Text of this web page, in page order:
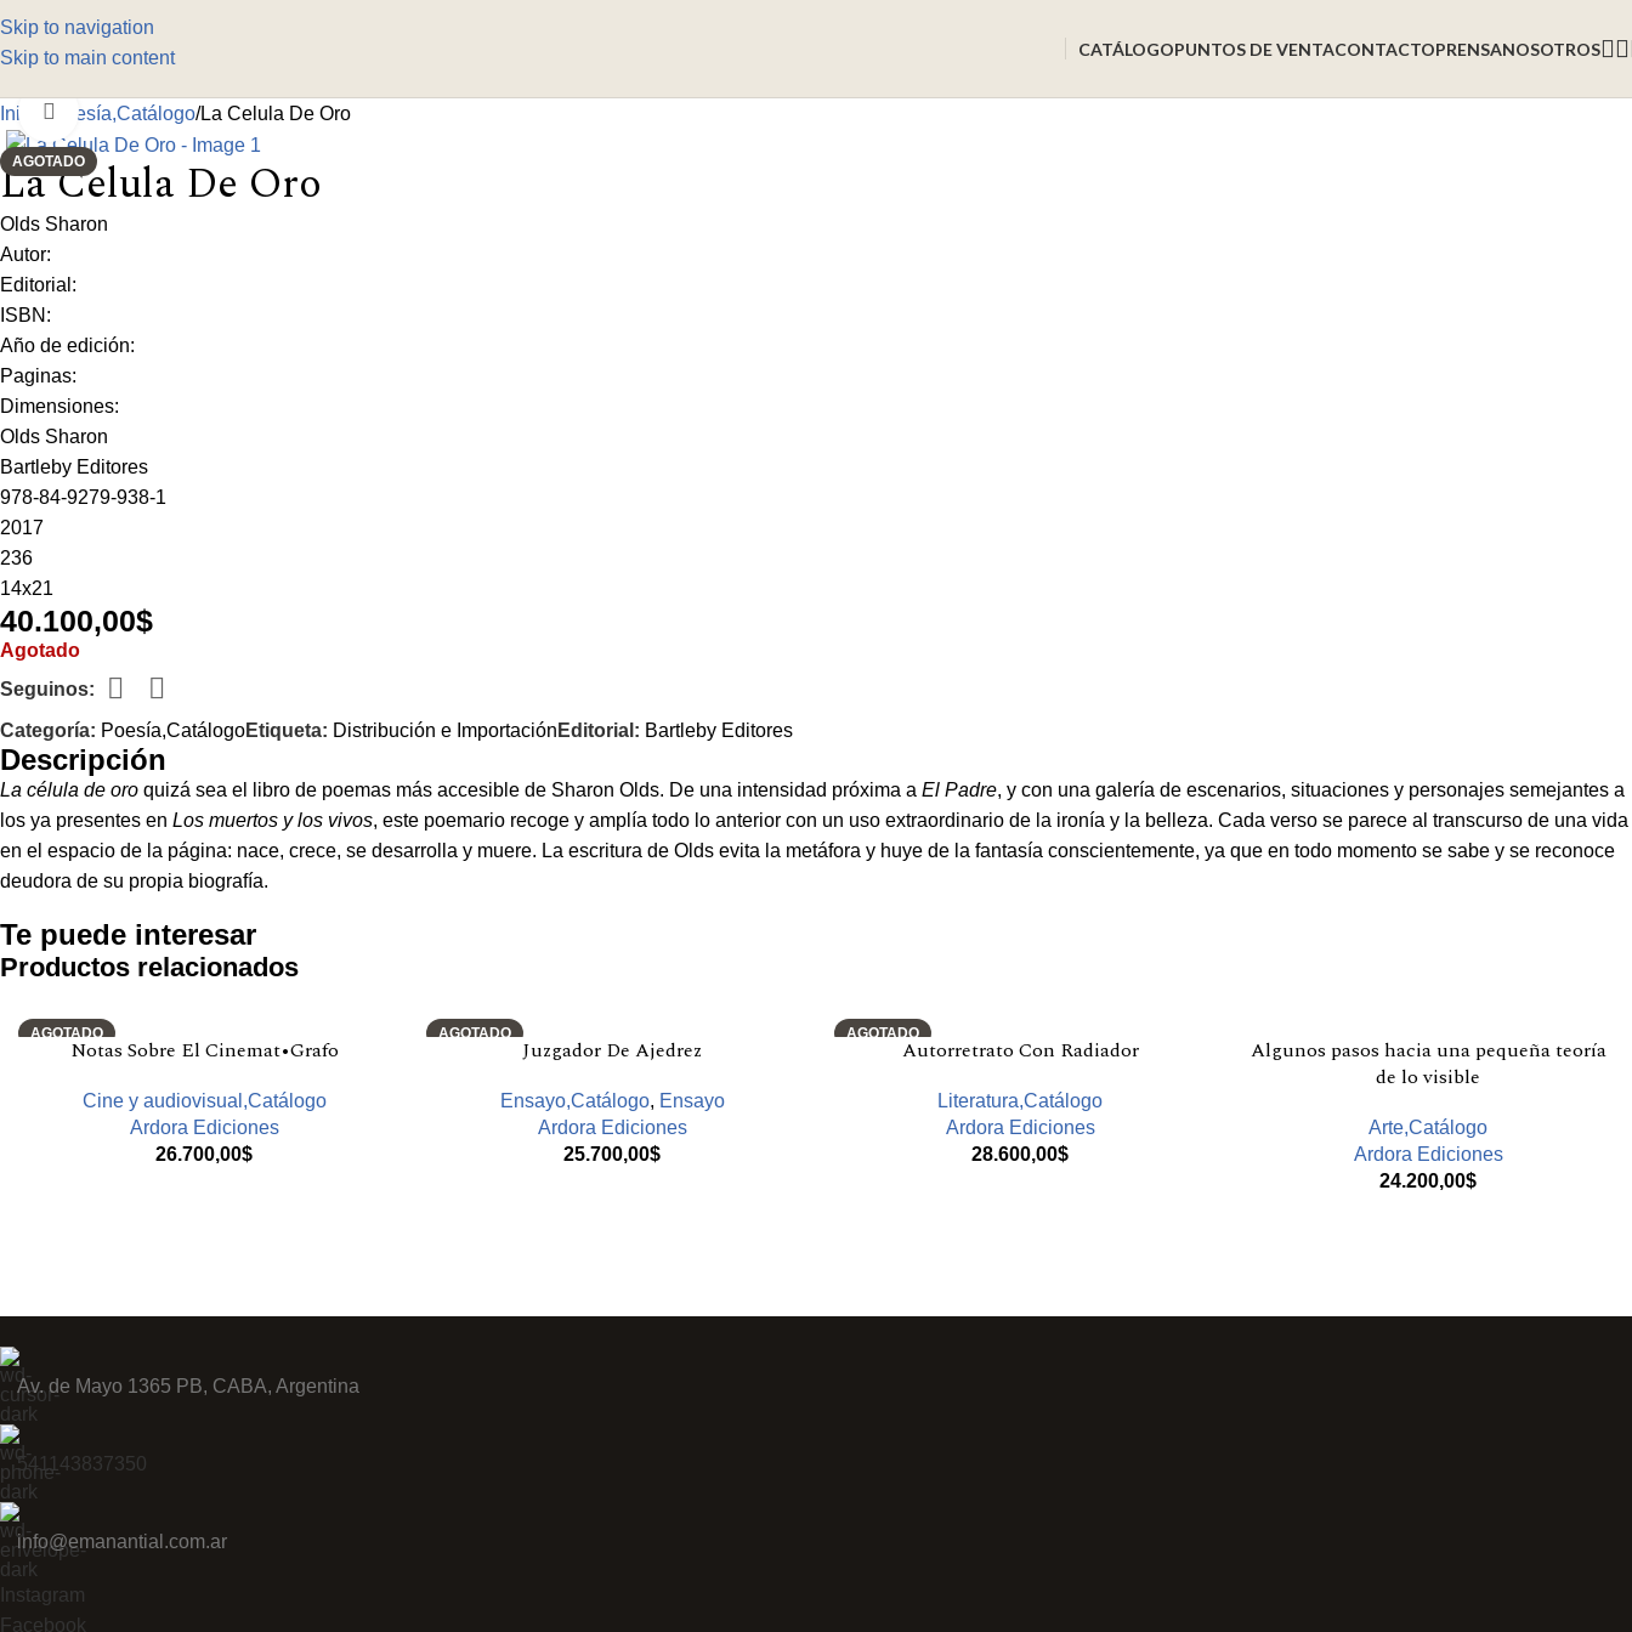
Skip to navigation
Skip to main content
CATÁLOGOPUNTOS DE VENTACONTACTOPRENSANOSOTROS
Inicio Poesía,Catálogo La Celula De Oro
AGOTADO
Click to enlarge
La Celula De Oro
Olds Sharon
Autor:
Editorial:
ISBN:
Año de edición:
Paginas:
Dimensiones:
Olds Sharon
Bartleby Editores
978-84-9279-938-1
2017
236
14x21
40.100,00$
Agotado
Seguinos:
Categoría: Poesía,CatálogoEtiqueta: Distribución e Importación Editorial: Bartleby Editores
Descripción
La célula de oro quizá sea el libro de poemas más accesible de Sharon Olds. De una intensidad próxima a El Padre, y con una galería de escenarios, situaciones y personajes semejantes a
los ya presentes en Los muertos y los vivos, este poemario recoge y amplía todo lo anterior con un uso extraordinario de la ironía y la belleza. Cada verso se parece al transcurso de una vida
en el espacio de la página: nace, crece, se desarrolla y muere. La escritura de Olds evita la metáfora y huye de la fantasía conscientemente, ya que en todo momento se sabe y se reconoce
deudora de su propia biografía.
Te puede interesar
Productos relacionados
AGOTADO
Notas Sobre El Cinemat•Grafo
Cine y audiovisual,Catálogo
Ardora Ediciones
26.700,00$
AGOTADO
Juzgador De Ajedrez
Ensayo,Catálogo, Ensayo
Ardora Ediciones
25.700,00$
AGOTADO
Autorretrato Con Radiador
Literatura,Catálogo
Ardora Ediciones
28.600,00$
Algunos pasos hacia una pequeña teoría
de lo visible
Arte,Catálogo
Ardora Ediciones
24.200,00$
Av. de Mayo 1365 PB, CABA, Argentina
541143837350
info@emanantial.com.ar
Instagram
Facebook